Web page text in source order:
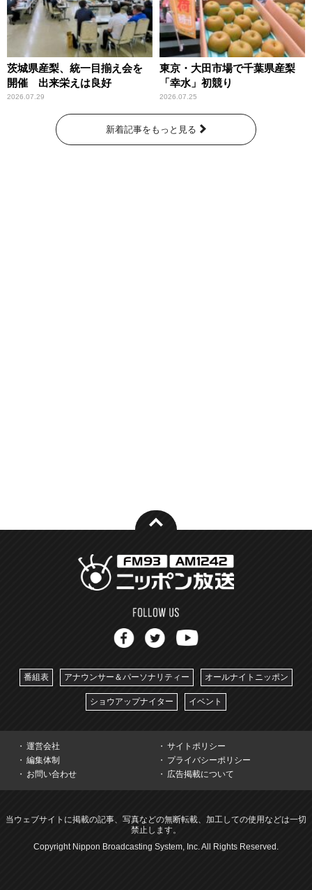
茨城県産梨、統一目揃え会を
開催 出来栄えは良好
2026.07.29
東京・大田市場で千葉県産梨
「幸水」初競り
2026.07.25
新着記事をもっと見る
番組表 アナウンサー＆パーソナリティー オールナイトニッポン
ショウアップナイター イベント
運営会社
サイトポリシー
編集体制
プライバシーポリシー
お問い合わせ
広告掲載について
当ウェブサイトに掲載の記事、写真などの無断転載、加工しての使用などは一切
禁止します。
Copyright Nippon Broadcasting System, Inc. All Rights Reserved.